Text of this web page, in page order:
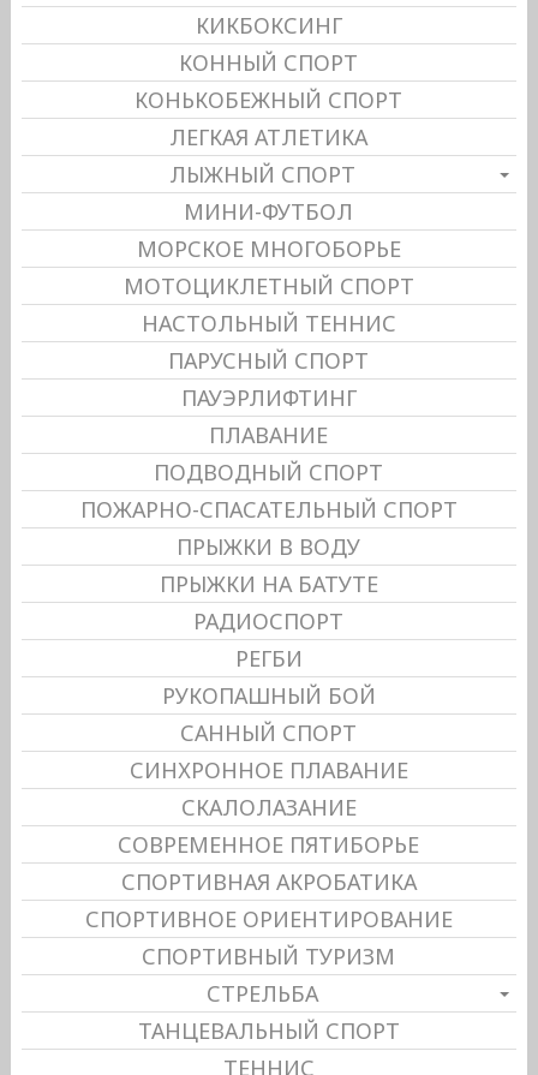
КИКБОКСИНГ
КОННЫЙ СПОРТ
КОНЬКОБЕЖНЫЙ СПОРТ
ЛЕГКАЯ АТЛЕТИКА
ЛЫЖНЫЙ СПОРТ
МИНИ-ФУТБОЛ
МОРСКОЕ МНОГОБОРЬЕ
МОТОЦИКЛЕТНЫЙ СПОРТ
НАСТОЛЬНЫЙ ТЕННИС
ПАРУСНЫЙ СПОРТ
ПАУЭРЛИФТИНГ
ПЛАВАНИЕ
ПОДВОДНЫЙ СПОРТ
ПОЖАРНО-СПАСАТЕЛЬНЫЙ СПОРТ
ПРЫЖКИ В ВОДУ
ПРЫЖКИ НА БАТУТЕ
РАДИОСПОРТ
РЕГБИ
РУКОПАШНЫЙ БОЙ
САННЫЙ СПОРТ
СИНХРОННОЕ ПЛАВАНИЕ
СКАЛОЛАЗАНИЕ
СОВРЕМЕННОЕ ПЯТИБОРЬЕ
СПОРТИВНАЯ АКРОБАТИКА
СПОРТИВНОЕ ОРИЕНТИРОВАНИЕ
СПОРТИВНЫЙ ТУРИЗМ
СТРЕЛЬБА
ТАНЦЕВАЛЬНЫЙ СПОРТ
ТЕННИС